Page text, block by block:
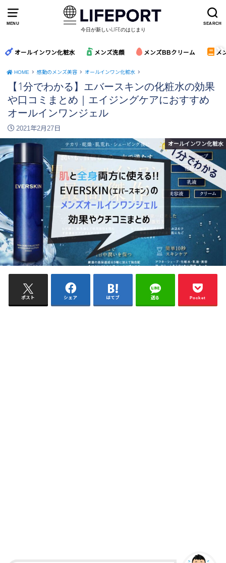
MENU SEARCH
今日が新しいLIFEのはじまり
オールインワン化粧水 メンズ洗顔 メンズBBクリーム メ
HOME 感動のメンズ美容 オールインワン化粧水
【1分でわかる】エバースキンの化粧水の効果
や口コミまとめ｜エイジングケアにおすすめ
オールインワンジェル
2021年2月27日
オールインワン化粧水
ポスト シェア はてブ 送る Pocket